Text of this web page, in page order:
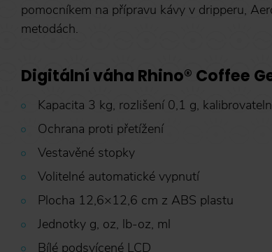
pomocníkem na přípravu kávy v dripperu,
metodách.
Digitální váha Rhino® Coffee
Kapacita 3 kg, rozlišení 0,1 g,
Ochrana proti přetížení
Vestavěné stopky
Volitelné automatické vypnutí
Plocha 12,6×12,6 cm z ABS plastu
Jednotky g, oz, lb-oz, ml
Bílé podsvícené LCD